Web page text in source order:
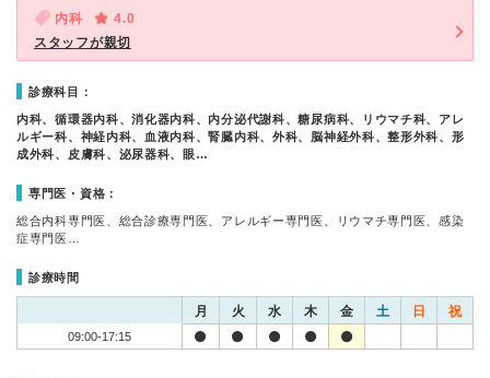
内科
4.0
スタッフが親切
診療科目：
内科、循環器内科、消化器内科、内分泌代謝科、糖尿病科、リウマチ科、アレ
ルギー科、神経内科、血液内科、腎臓内科、外科、脳神経外科、整形外科、形
成外科、皮膚科、泌尿器科、眼…
専門医・資格：
総合内科専門医、総合診療専門医、アレルギー専門医、リウマチ専門医、感染
症専門医…
診療時間
月 火 水 木 金 土 日 祝
09:00-17:15